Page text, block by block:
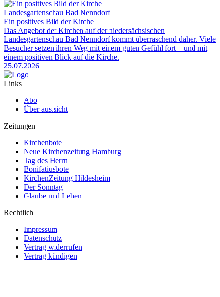
Landesgartenschau Bad Nenndorf
Ein positives Bild der Kirche
Das Angebot der Kirchen auf der niedersächsischen
Landesgartenschau Bad Nenndorf kommt überraschend daher. Viele
Besucher setzen ihren Weg mit einem guten Gefühl fort – und mit
einem positiven Blick auf die Kirche.
25.07.2026
Links
Abo
Über aus.sicht
Zeitungen
Kirchenbote
Neue Kirchenzeitung Hamburg
Tag des Herrn
Bonifatiusbote
KirchenZeitung Hildesheim
Der Sonntag
Glaube und Leben
Rechtlich
Impressum
Datenschutz
Vertrag widerrufen
Vertrag kündigen